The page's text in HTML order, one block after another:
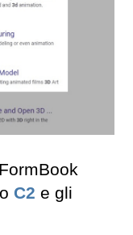
C2 e gli